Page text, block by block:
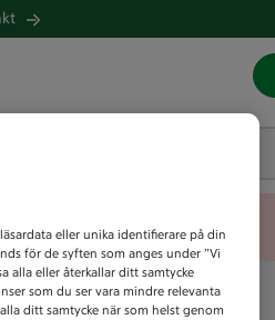
error
eller unika identifierare på din
för de syften som anges under ”Vi
alla eller återkallar ditt samtycke
som du ser vara mindre relevanta
ditt samtycke när som helst genom